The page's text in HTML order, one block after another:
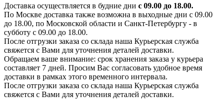
Доставка осуществляется в будние дни с 09.00 до 18.00.
По Москве доставка также возможна в выходные дни с 09.00
до 18.00, по Московской области и Санкт-Петербургу - в
субботу с 09.00 до 18.00.
После отгрузки заказа со склада наша Курьерская служба
свяжется с Вами для уточнения деталей доставки.
Обращаем ваше внимание: срок хранения заказа у курьера
составляет 7 дней. Просим Вас согласовать удобное время
доставки в рамках этого временного интервала.
После отгрузки заказа со склада наша Курьерская служба
свяжется с Вами для уточнения деталей доставки.